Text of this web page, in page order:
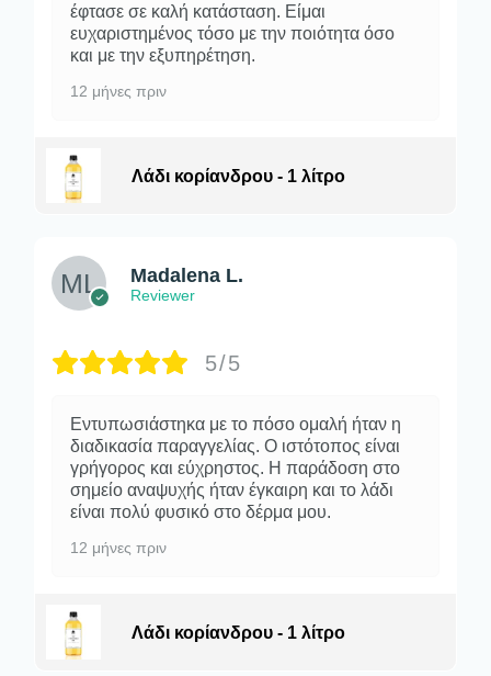
έφτασε σε καλή κατάσταση. Είμαι
ευχαριστημένος τόσο με την ποιότητα όσο
και με την εξυπηρέτηση.
12 μήνες πριν
Λάδι κορίανδρου - 1 λίτρο
Madalena L.
Reviewer
5/5
Εντυπωσιάστηκα με το πόσο ομαλή ήταν η
διαδικασία παραγγελίας. Ο ιστότοπος είναι
γρήγορος και εύχρηστος. Η παράδοση στο
σημείο αναψυχής ήταν έγκαιρη και το λάδι
είναι πολύ φυσικό στο δέρμα μου.
12 μήνες πριν
Λάδι κορίανδρου - 1 λίτρο